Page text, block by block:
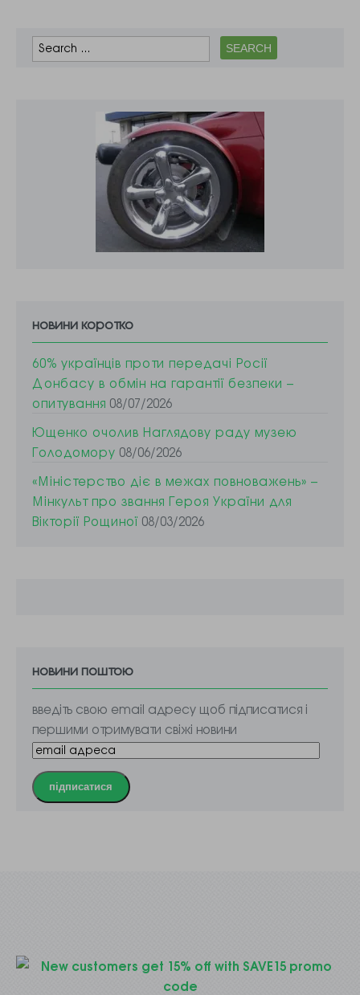
якої був…
новини коротко
60% українців проти передачі Росії
Донбасу в обмін на гарантії безпеки –
опитування 08/07/2026
Ющенко очолив Наглядову раду музею
Голодомору 08/06/2026
«Міністерство діє в межах повноважень» –
Мінкульт про звання Героя України для
Вікторії Рощиної 08/03/2026
новини поштою
введіть свою email адресу щоб підписатися і
першими отримувати свіжі новини
підписатися